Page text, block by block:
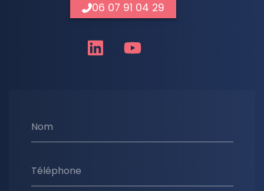
Nom
Téléphone
06 07 91 04 29